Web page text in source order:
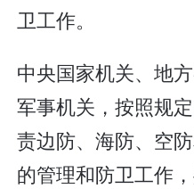
卫工作。
中央国家机关、地
军事机关，按照规
责边防、海防、空
的管理和防卫工作